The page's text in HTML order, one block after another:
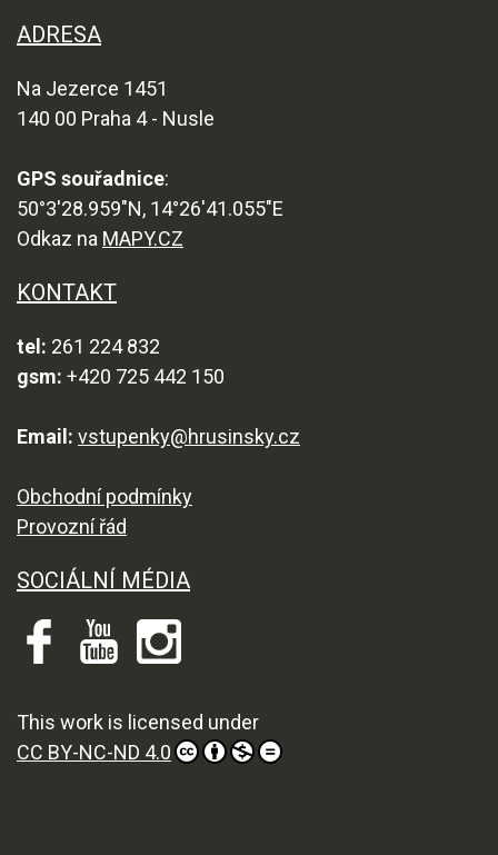
ADRESA
Na Jezerce 1451
140 00 Praha 4 - Nusle
GPS souřadnice:
50°3'28.959"N, 14°26'41.055"E
Odkaz na MAPY.CZ
KONTAKT
tel: 261 224 832
gsm: +420 725 442 150
Email: vstupenky@hrusinsky.cz
Obchodní podmínky
Provozní řád
SOCIÁLNÍ MÉDIA
This work is licensed under
CC BY-NC-ND 4.0